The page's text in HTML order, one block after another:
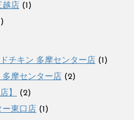
越店 (1)
チキン 多摩センター店 (1)
摩センター店 (2)
】
(2)
東口店 (1)